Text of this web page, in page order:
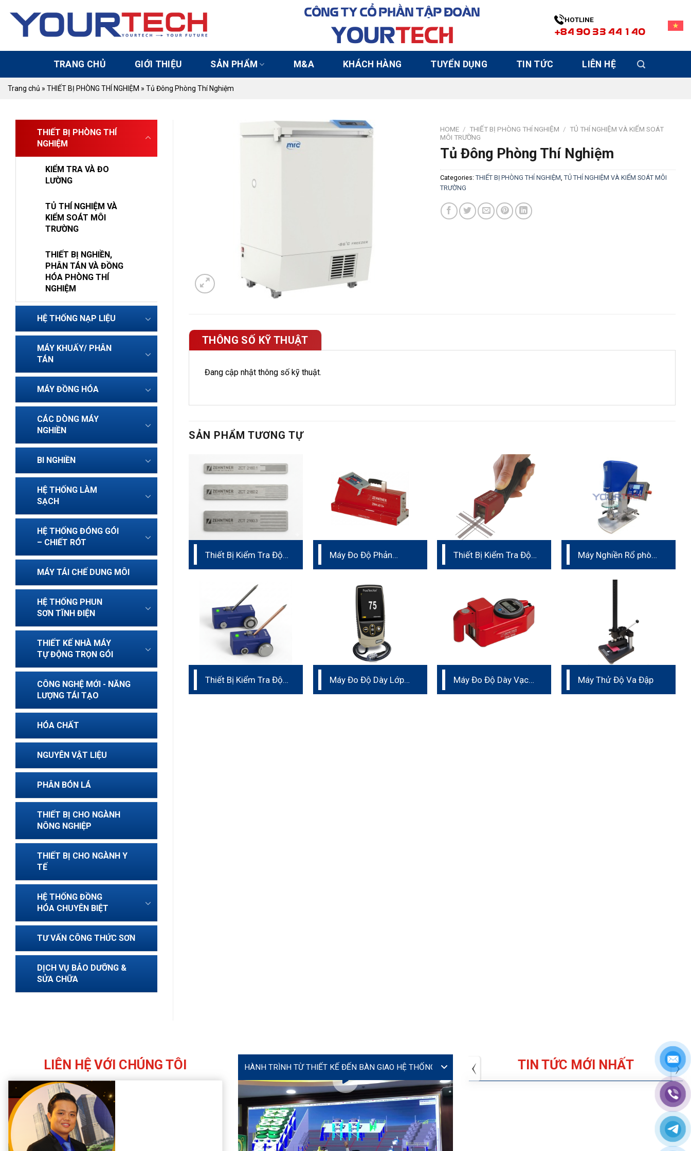
CÔNG TY CỔ PHẦN TẬP ĐOÀN
YOURTECH HOTLINE
+84 90 33 44 140
TRANG CHỦ GIỚI THIỆU SẢN PHẨM M&A KHÁCH HÀNG TUYỂN DỤNG TIN TỨC LIÊN HỆ
Trang chủ » THIẾT BỊ PHÒNG THÍ NGHIỆM » Tủ Đông Phòng Thí Nghiệm
THIẾT BỊ PHÒNG THÍ
NGHIỆM
KIỂM TRA VÀ ĐO
LƯỜNG
TỦ THÍ NGHIỆM VÀ
KIỂM SOÁT MÔI
TRƯỜNG
THIẾT BỊ NGHIỀN,
PHÂN TÁN VÀ ĐỒNG
HÓA PHÒNG THÍ
NGHIỆM
HỆ THỐNG NẠP LIỆU
MÁY KHUẤY/ PHÂN
TÁN
MÁY ĐỒNG HÓA
CÁC DÒNG MÁY
NGHIỀN
BI NGHIỀN
HỆ THỐNG LÀM
SẠCH
HỆ THỐNG ĐÓNG GÓI
– CHIẾT RÓT
MÁY TÁI CHẾ DUNG MÔI
HỆ THỐNG PHUN
SƠN TĨNH ĐIỆN
THIẾT KẾ NHÀ MÁY
TỰ ĐỘNG TRỌN GÓI
CÔNG NGHỆ MỚI - NĂNG
LƯỢNG TÁI TẠO
HÓA CHẤT
NGUYÊN VẬT LIỆU
PHÂN BÓN LÁ
THIẾT BỊ CHO NGÀNH
NÔNG NGHIỆP
THIẾT BỊ CHO NGÀNH Y
TẾ
HỆ THỐNG ĐỒNG
HÓA CHUYÊN BIỆT
TƯ VẤN CÔNG THỨC SƠN
DỊCH VỤ BẢO DƯỠNG &
SỬA CHỮA
HOME / THIẾT BỊ PHÒNG THÍ NGHIỆM / TỦ THÍ NGHIỆM VÀ KIỂM SOÁT
MÔI TRƯỜNG
Tủ Đông Phòng Thí Nghiệm
Categories: THIẾT BỊ PHÒNG THÍ NGHIỆM, TỦ THÍ NGHIỆM VÀ KIỂM SOÁT MÔI
TRƯỜNG
THÔNG SỐ KỸ THUẬT
Đang cập nhật thông số kỹ thuật.
SẢN PHẨM TƯƠNG TỰ
Thiết Bị Kiểm Tra Độ
Máy Đo Độ Phản
Thiết Bị Kiểm Tra Độ
Máy Nghiền Rổ phòng
Thiết Bị Kiểm Tra Độ
Máy Đo Độ Dày Lớp
Máy Đo Độ Dày Vạch
Máy Thử Độ Va Đập
LIÊN HỆ VỚI CHÚNG TÔI
MS. TÚ (JENNY)
VIDEO TIN TỨC MỚI NHẤT
Lễ ký kết hợp tác giữa Yourtech và Tây Đô Long An tại
Coating Expo 2026
Tuyển dụng: Nhân viên KẾ TOÁN